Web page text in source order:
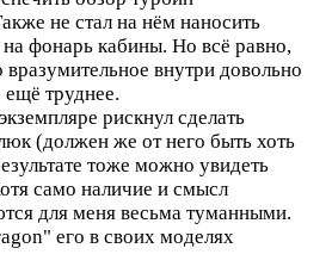
не стал на нём наносить
фонарь кабины. Но всё равно,
вразумительное внутри довольно
труднее.
рискнул сделать
(должен же от него быть хоть
тоже можно увидеть
само наличие и смысл
для меня весьма туманными.
его в своих моделях